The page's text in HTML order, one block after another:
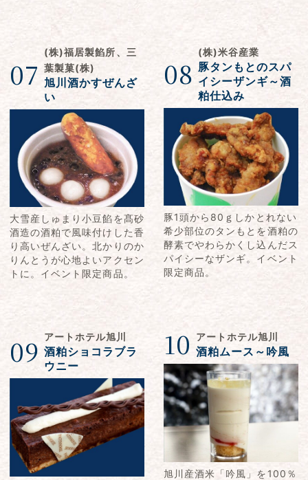
07
(株)福居製餡所、三
葉製菓(株)
旭川酒かすぜんざ
い
大雪産しゅまり小豆餡を髙砂
酒造の酒粕で風味付けした香
り高いぜんざい。北かりのか
りんとうが心地よいアクセン
トに。イベント限定商品。
08
(株)米谷産業
豚タンもとのスパ
イシーザンギ～酒
粕仕込み
豚1頭から80ｇしかとれない
希少部位のタンもとを酒粕の
酵素でやわらかくし込んだス
パイシーなザンギ。イベント
限定商品。
09 アートホテル旭川
酒粕ショコラブラ
ウニー
10 アートホテル旭川
酒粕ムース～吟風
旭川産酒米「吟風」を100％